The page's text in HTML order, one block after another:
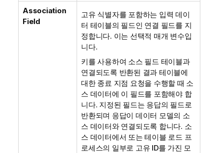
Association
Field
고유 식별자를 포함하는 입력 데이
터 테이블의 필드인 연결 필드를 지
정합니다. 이는 선택적 매개 변수입
니다.
키를 사용하여 소스 필드 테이블과
연결되도록 반환된 결과 테이블에
대한 종료 지점 요청을 수행할 때 소
스 데이터에 이 필드를 포함해야 합
니다. 지정된 필드는 응답의 필드로
반환되며 응답이 데이터 모델의 소
스 데이터와 연결되도록 합니다. 소
스 데이터에서 또는 테이블 로드 프
로세스의 일부로 고유 ID를 가진 모